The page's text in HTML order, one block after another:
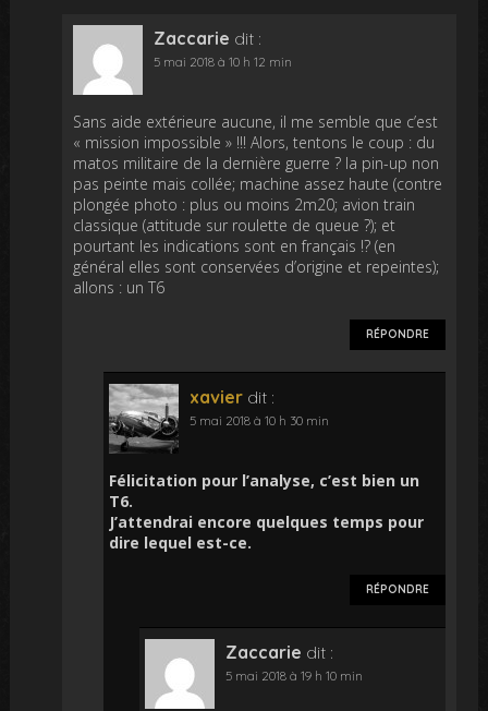
Zaccarie dit :
5 mai 2018 à 10 h 12 min
Sans aide extérieure aucune, il me semble que c’est
« mission impossible » !!! Alors, tentons le coup : du
matos militaire de la dernière guerre ? la pin-up non
pas peinte mais collée; machine assez haute (contre
plongée photo : plus ou moins 2m20; avion train
classique (attitude sur roulette de queue ?); et
pourtant les indications sont en français !? (en
général elles sont conservées d’origine et repeintes);
allons : un T6
RÉPONDRE
xavier dit :
5 mai 2018 à 10 h 30 min
Félicitation pour l’analyse, c’est bien un
T6.
J’attendrai encore quelques temps pour
dire lequel est-ce.
RÉPONDRE
Zaccarie dit :
5 mai 2018 à 19 h 10 min